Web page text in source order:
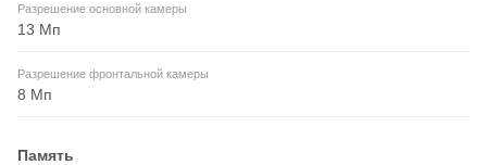
Разрешение основной камеры
13 Мп
Разрешение фронтальной камеры
8 Мп
Память